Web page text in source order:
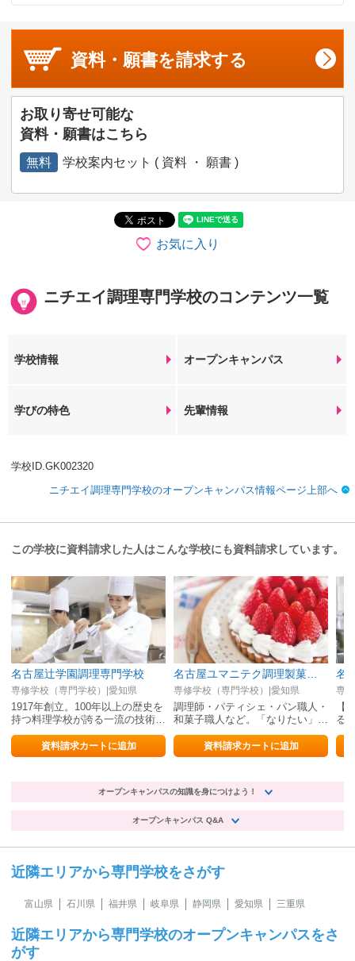
資料・願書を請求する
お取り寄せ可能な
資料・願書はこちら
無料 学校案内セット ( 資料 ・ 願書 )
お気に入り
ニチエイ調理専門学校のコンテンツ一覧
学校情報 オープンキャンパス
学びの特色 先輩情報
学校ID.GK002320
ニチエイ調理専門学校のオープンキャンパス情報ページ上部へ
この学校に資料請求した人はこんな学校にも資料請求しています。
名古屋辻学園調理専門学校
専修学校（専門学校）|愛知県
1917年創立。100年以上の歴史を
持つ料理学校が誇る一流の技術…
資料請求カートに追加
専修学校（専門学校）|愛知県
調理師・パティシェ・パン職人・
和菓子職人など。「なりたい」…
資料請求カートに追加
名
専
【
る
オープンキャンパスの知識を身につけよう！
オープンキャンパス Q&A
近隣エリアから専門学校をさがす
富山県 石川県 福井県 岐阜県 静岡県 愛知県 三重県
近隣エリアから専門学校のオープンキャンパスをさ
がす